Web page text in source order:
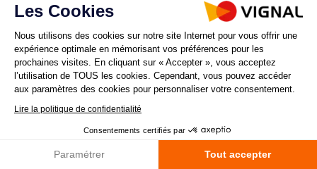
1 cosse tubulaire pour câble de batterie 50mm² (diamètre des
fixations : 8mm)
Lire la suite
Quantité :
Les Cookies
Nous utilisons des cookies sur notre site Internet pour vous offrir une
expérience optimale en mémorisant vos préférences pour les
prochaines visites. En cliquant sur « Accepter », vous acceptez
l’utilisation de TOUS les cookies. Cependant, vous pouvez accéder
aux paramètres des cookies pour personnaliser votre consentement.
Lire la politique de confidentialité
Consentements certifiés par
Paramétrer Tout accepter